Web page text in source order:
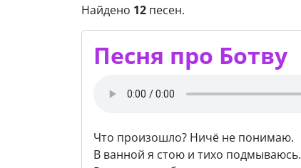
Найдено 12 песен.
Песня про Ботву
Что произошло? Ничё не понимаю.
В ванной я стою и тихо подмываюсь.